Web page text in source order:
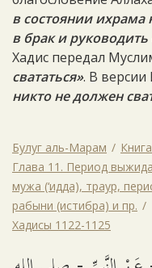
в состоянии ихрама
в брак и
Хадис передал
свататься». В версии
никто не должен
Булуг аль-Марам
Глава 11. Период
мужа (‘идда), траур,
рабыни (истибра) и пр.
Хадисы 1122-1125